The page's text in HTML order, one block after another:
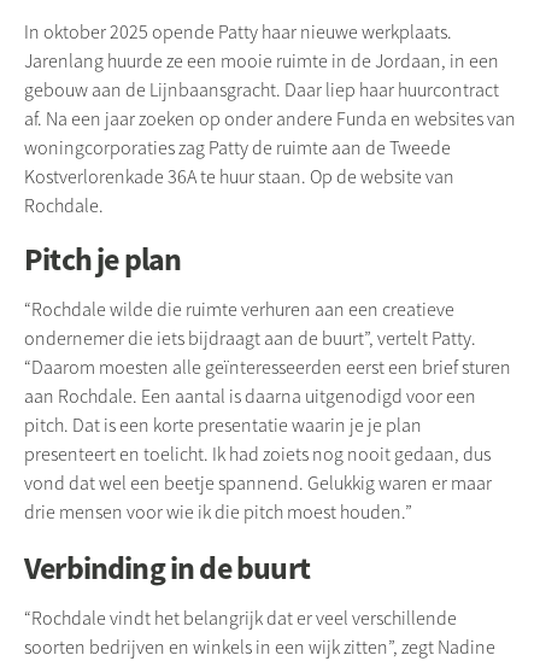
In oktober 2025 opende Patty haar nieuwe werkplaats.
Jarenlang huurde ze een mooie ruimte in de Jordaan, in een
gebouw aan de Lijnbaansgracht. Daar liep haar huurcontract
af. Na een jaar zoeken op onder andere Funda en websites van
woningcorporaties zag Patty de ruimte aan de Tweede
Kostverlorenkade 36A te huur staan. Op de website van
Rochdale.
Pitch je plan
“Rochdale wilde die ruimte verhuren aan een creatieve
ondernemer die iets bijdraagt aan de buurt”, vertelt Patty.
“Daarom moesten alle geïnteresseerden eerst een brief sturen
aan Rochdale. Een aantal is daarna uitgenodigd voor een
pitch. Dat is een korte presentatie waarin je je plan
presenteert en toelicht. Ik had zoiets nog nooit gedaan, dus
vond dat wel een beetje spannend. Gelukkig waren er maar
drie mensen voor wie ik die pitch moest houden.”
Verbinding in de buurt
“Rochdale vindt het belangrijk dat er veel verschillende
soorten bedrijven en winkels in een wijk zitten”, zegt Nadine